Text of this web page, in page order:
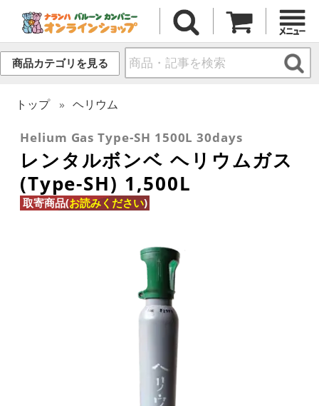
商品カテゴリを見る
トップ ヘリウム
Helium Gas Type-SH 1500L 30days
レンタルボンベ ヘリウムガス
(Type-SH) 1,500L
取寄商品(お読みください)